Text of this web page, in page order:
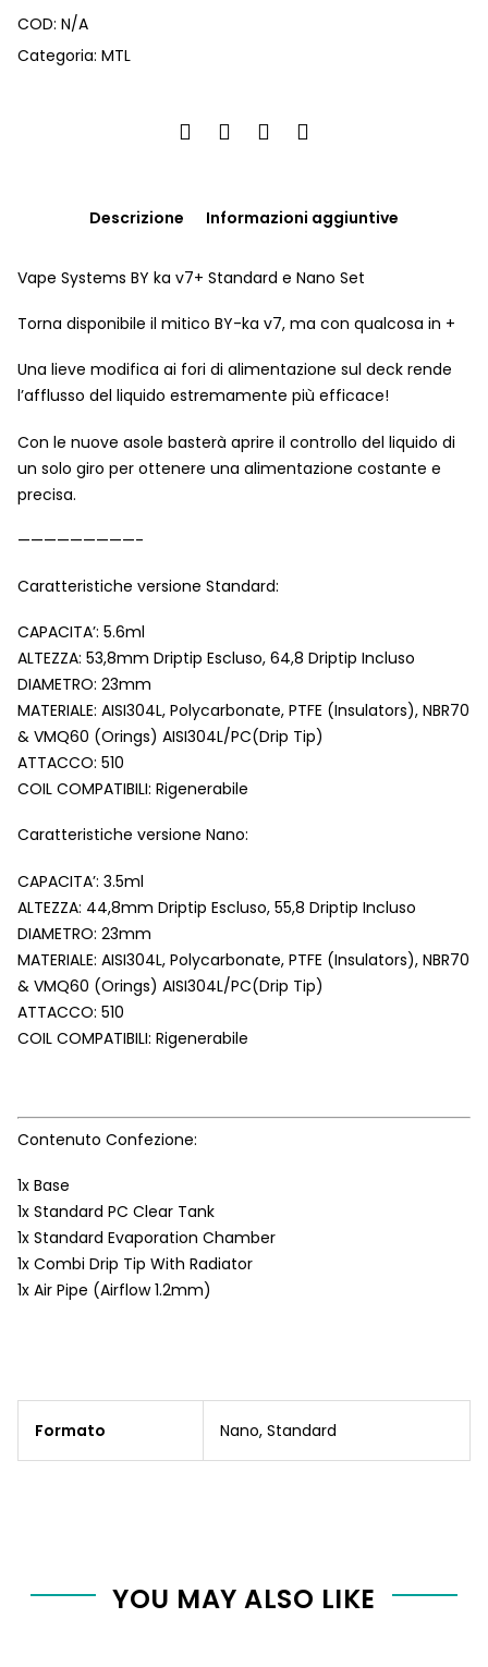
COD: N/A
Categoria: MTL
Descrizione Informazioni aggiuntive
Vape Systems BY ka v7+ Standard e Nano Set
Torna disponibile il mitico BY-ka v7, ma con qualcosa in +
Una lieve modifica ai fori di alimentazione sul deck rende
l’afflusso del liquido estremamente più efficace!
Con le nuove asole basterà aprire il controllo del liquido di
un solo giro per ottenere una alimentazione costante e
precisa.
—————————-
Caratteristiche versione Standard:
CAPACITA’: 5.6ml
ALTEZZA: 53,8mm Driptip Escluso, 64,8 Driptip Incluso
DIAMETRO: 23mm
MATERIALE: AISI304L, Polycarbonate, PTFE (Insulators), NBR70
& VMQ60 (Orings) AISI304L/PC(Drip Tip)
ATTACCO: 510
COIL COMPATIBILI: Rigenerabile
Caratteristiche versione Nano:
CAPACITA’: 3.5ml
ALTEZZA: 44,8mm Driptip Escluso, 55,8 Driptip Incluso
DIAMETRO: 23mm
MATERIALE: AISI304L, Polycarbonate, PTFE (Insulators), NBR70
& VMQ60 (Orings) AISI304L/PC(Drip Tip)
ATTACCO: 510
COIL COMPATIBILI: Rigenerabile
Contenuto Confezione:
1x Base
1x Standard PC Clear Tank
1x Standard Evaporation Chamber
1x Combi Drip Tip With Radiator
1x Air Pipe (Airflow 1.2mm)
Formato Nano, Standard
YOU MAY ALSO LIKE